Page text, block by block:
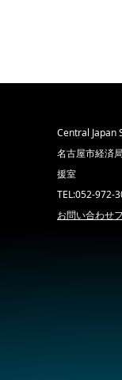
Central Japan
名古屋市経済
援室
TEL:052-972-
お問い合わせ